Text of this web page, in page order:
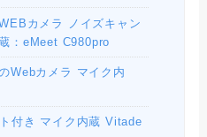
カメラ ノイズキャン
：eMeet C980pro
Webカメラ マイク内
付き マイク内蔵 Vitade